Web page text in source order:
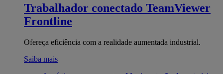
Trabalhador conectado TeamViewer
Frontline
Ofereça eficiência com a realidade aumentada industrial.
Saiba mais